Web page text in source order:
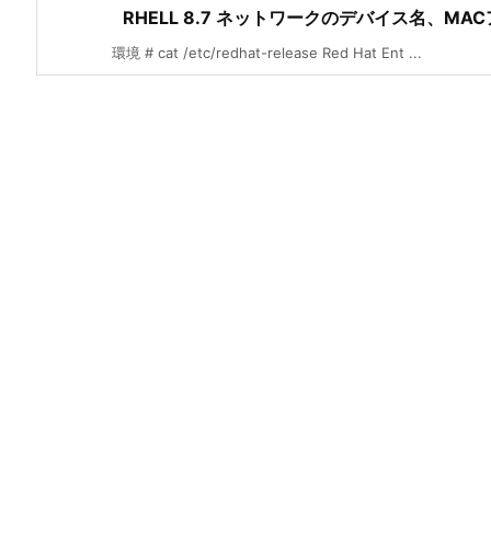
RHELL 8.7 ネットワークのデバイス名、
環境 # cat /etc/redhat-release Red Hat Ent ...